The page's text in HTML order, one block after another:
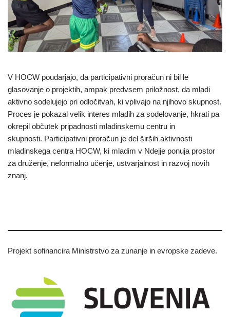
V HOCW poudarjajo, da participativni proračun ni bil le
glasovanje o projektih, ampak predvsem priložnost, da mladi
aktivno sodelujejo pri odločitvah, ki vplivajo na njihovo skupnost.
Proces je pokazal velik interes mladih za sodelovanje, hkrati pa
okrepil občutek pripadnosti mladinskemu centru in
skupnosti. Participativni proračun je del širših aktivnosti
mladinskega centra HOCW, ki mladim v Ndejje ponuja prostor
za druženje, neformalno učenje, ustvarjalnost in razvoj novih
znanj.
Projekt sofinancira Ministrstvo za zunanje in evropske zadeve.